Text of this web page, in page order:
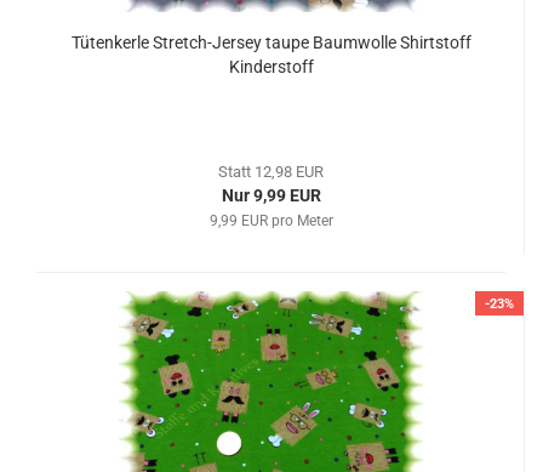
Tütenkerle Stretch-Jersey taupe Baumwolle Shirtstoff
Kinderstoff
Statt 12,98 EUR
Nur 9,99 EUR
9,99 EUR pro Meter
-23%